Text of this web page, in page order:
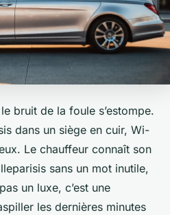
bruit de la foule s’estompe.
dans un siège en cuir, Wi-
Le chauffeur connaît son
sans un mot inutile,
un luxe, c’est une
les dernières minutes